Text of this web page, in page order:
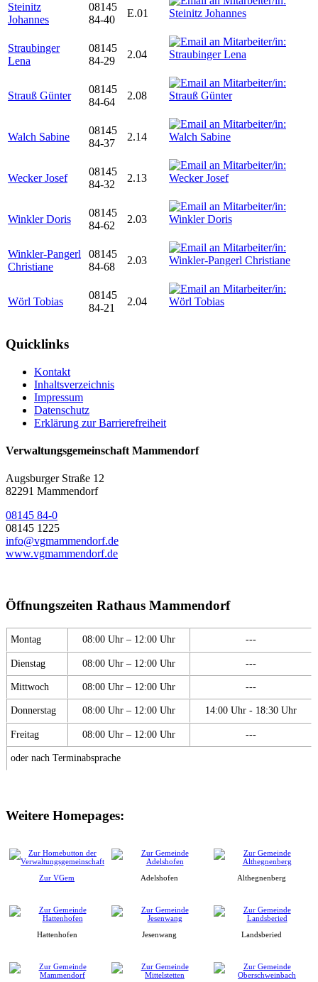
Steinitz
Johannes
08145
84-40
E.01
Straubinger
Lena
08145
84-29
2.04
Strauß Günter
08145
84-64
2.08
Walch Sabine
08145
84-37
2.14
Wecker Josef
08145
84-32
2.13
Winkler Doris
08145
84-62
2.03
Winkler-Pangerl
Christiane
08145
84-68
2.03
Wörl Tobias
08145
84-21
2.04
Quicklinks
Kontakt
Inhaltsverzeichnis
Impressum
Datenschutz
Erklärung zur Barrierefreiheit
Verwaltungsgemeinschaft Mammendorf
Augsburger Straße 12
82291 Mammendorf
08145 84-0
08145 1225
info@vgmammendorf.de
www.vgmammendorf.de
Öffnungszeiten Rathaus Mammendorf
Montag 08:00 Uhr – 12:00 Uhr ---
Dienstag 08:00 Uhr – 12:00 Uhr ---
Mittwoch 08:00 Uhr – 12:00 Uhr ---
Donnerstag 08:00 Uhr – 12:00 Uhr 14:00 Uhr - 18:30 Uhr
Freitag 08:00 Uhr – 12:00 Uhr ---
oder nach Terminabsprache
Weitere Homepages:
Zur VGem Adelshofen Althegnenberg
Hattenhofen Jesenwang Landsberied